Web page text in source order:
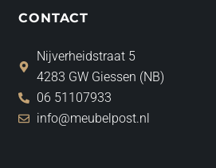
CONTACT
Nijverheidstraat 5
4283 GW Giessen (NB)
06 51107933
info@meubelpost.nl